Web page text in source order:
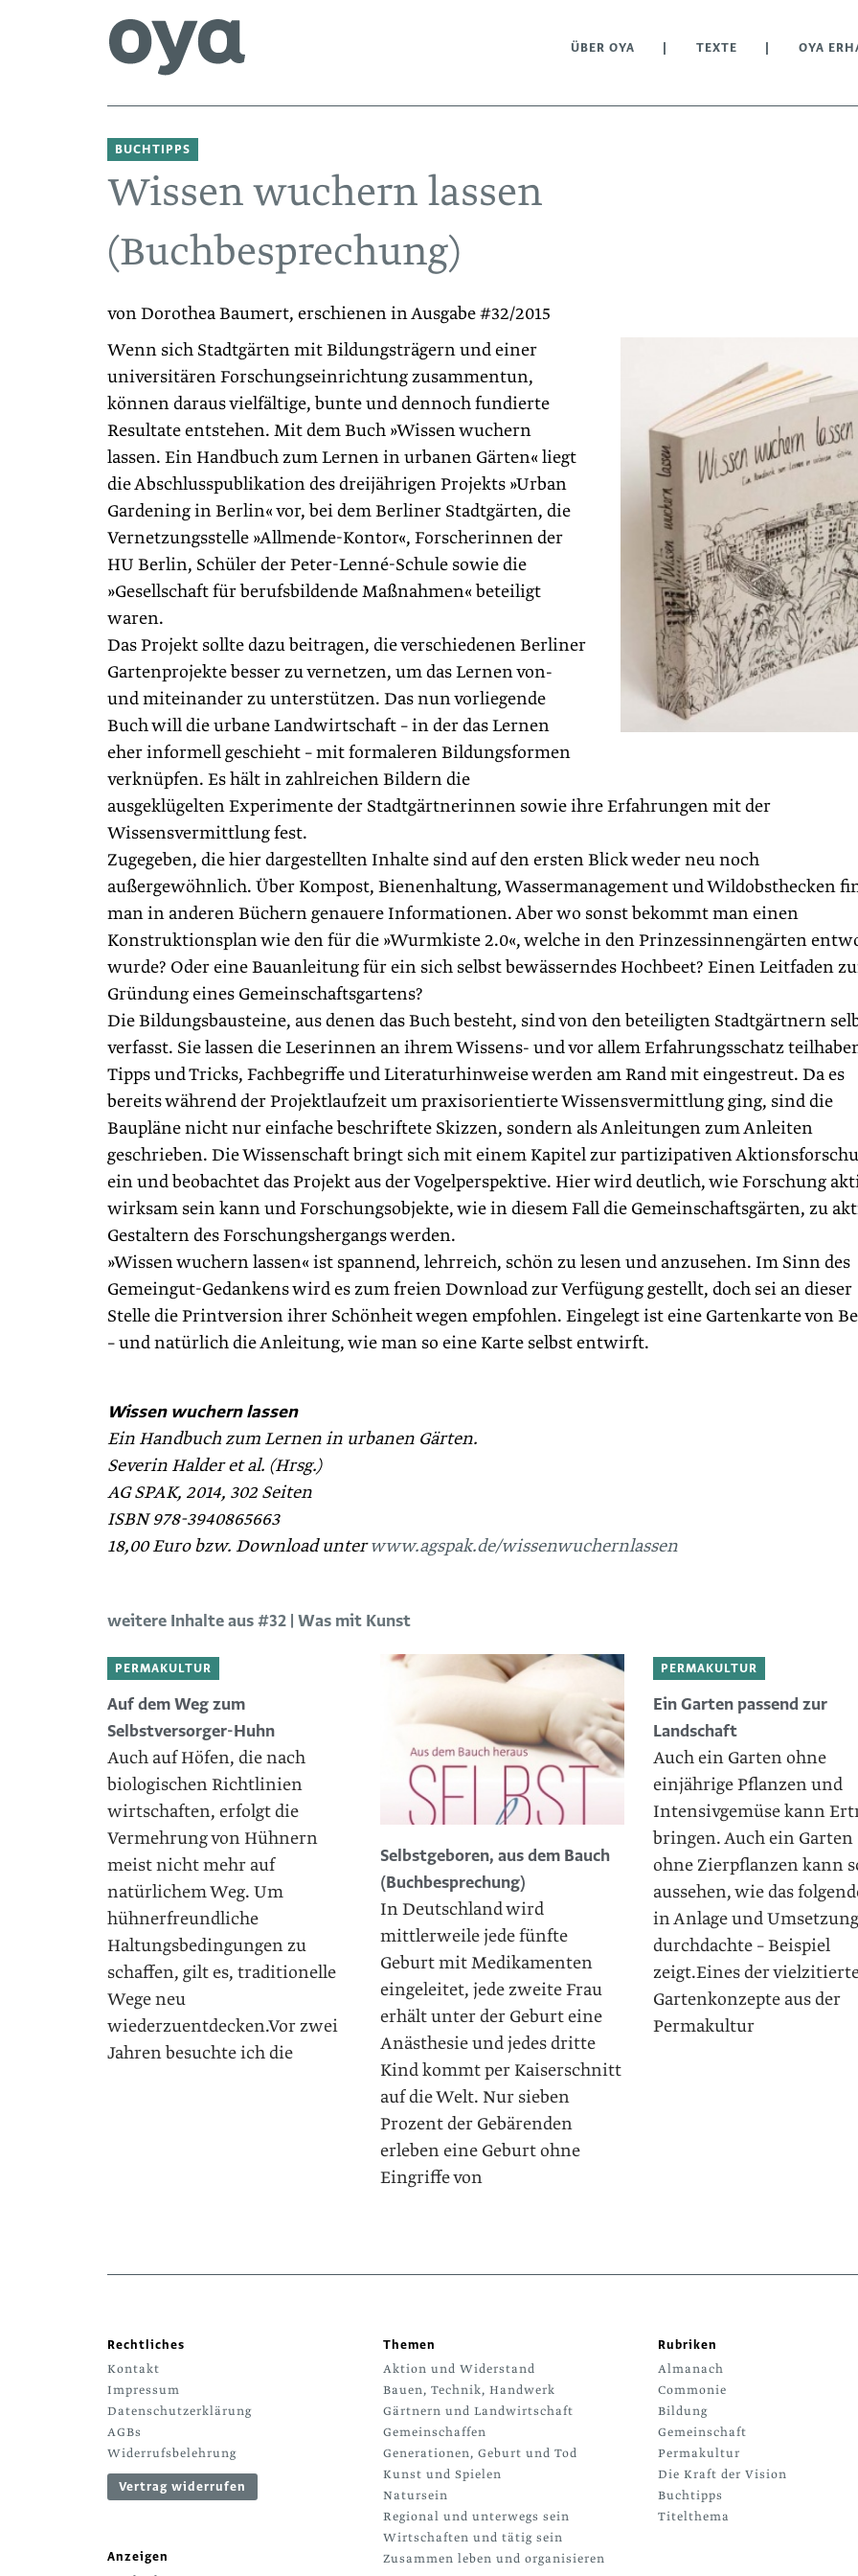
ÜBER OYA TEXTE OYA
BUCHTIPPS
Wissen wuchern lassen
(Buchbesprechung)
von Dorothea Baumert, erschienen in Ausgabe #32/2015
Wenn sich Stadtgärten mit Bildungsträgern und einer
universitären Forschungseinrichtung zusammentun,
können daraus vielfältige, bunte und dennoch fundierte
Resultate entstehen. Mit dem Buch »Wissen wuchern
lassen. Ein Handbuch zum Lernen in urbanen Gärten« liegt
die Abschlusspublikation des dreijährigen Projekts »Urban
Gardening in Berlin« vor, bei dem Berliner Stadtgärten, die
Vernetzungsstelle »Allmende-Kontor«, Forscherinnen der
HU Berlin, Schüler der Peter-Lenné-Schule sowie die
»Gesellschaft für berufsbildende Maßnahmen« beteiligt
waren.
Das Projekt sollte dazu beitragen, die verschiedenen Berliner
Gartenprojekte besser zu vernetzen, um das Lernen von-
und miteinander zu unterstützen. Das nun vorliegende
Buch will die urbane Landwirtschaft – in der das Lernen
eher informell geschieht – mit formaleren Bildungsformen
verknüpfen. Es hält in zahlreichen Bildern die
ausgeklügelten Experimente der Stadtgärtnerinnen sowie ihre Erfahrungen mit der
Wissensvermittlung fest.
Zugegeben, die hier dargestellten Inhalte sind auf den ersten Blick weder neu noch
außergewöhnlich. Über Kompost, Bienenhaltung, Wassermanagement und Wildobsthecken
man in anderen Büchern genauere Informationen. Aber wo sonst bekommt man einen
Konstruktionsplan wie den für die »Wurmkiste 2.0«, welche in den Prinzessinnengärten
wurde? Oder eine Bauanleitung für ein sich selbst bewässerndes Hochbeet? Einen Leitfaden
Gründung eines Gemeinschaftsgartens?
Die Bildungsbausteine, aus denen das Buch besteht, sind von den beteiligten Stadtgärtnern
verfasst. Sie lassen die Leserinnen an ihrem Wissens- und vor allem Erfahrungsschatz
Tipps und Tricks, Fachbegriffe und Literaturhinweise werden am Rand mit eingestreut. Da es
bereits während der Projektlaufzeit um praxisorientierte Wissensvermittlung ging, sind die
Baupläne nicht nur einfache beschriftete Skizzen, sondern als Anleitungen zum Anleiten
geschrieben. Die Wissenschaft bringt sich mit einem Kapitel zur partizipativen
ein und beobachtet das Projekt aus der Vogelperspektive. Hier wird deutlich, wie Forschung
wirksam sein kann und Forschungsobjekte, wie in diesem Fall die Gemeinschaftsgärten, zu
Gestaltern des Forschungshergangs werden.
»Wissen wuchern lassen« ist spannend, lehrreich, schön zu lesen und anzusehen. Im Sinn des
Gemeingut-Gedankens wird es zum freien Download zur Verfügung gestellt, doch sei an dieser
Stelle die Printversion ihrer Schönheit wegen empfohlen. Eingelegt ist eine Gartenkarte von
– und natürlich die Anleitung, wie man so eine Karte selbst entwirft.
Wissen wuchern lassen
Ein Handbuch zum Lernen in urbanen Gärten.
Severin Halder et al. (Hrsg.)
AG SPAK, 2014, 302 Seiten
ISBN 978-3940865663
18,00 Euro bzw. Download unterwww.agspak.de/wissenwuchernlassen
weitere Inhalte aus #32 | Was mit Kunst
PERMAKULTUR
Auf dem Weg zum
Selbstversorger-Huhn
Auch auf Höfen, die nach
biologischen Richtlinien
wirtschaften, ­erfolgt die
Vermehrung von Hühnern
meist nicht mehr auf
natürlichem Weg. Um
hühnerfreundliche
Haltungsbedingungen zu
schaffen, gilt es, traditionelle
Wege neu
wiederzuentdecken.Vor zwei
Jahren besuchte ich die
Selbstgeboren, aus dem Bauch
(Buchbesprechung)
In Deutschland wird
mittlerweile jede fünfte
Geburt mit Medikamenten
eingeleitet, jede zweite Frau
erhält unter der Geburt eine
Anästhesie und jedes dritte
Kind kommt per Kaiserschnitt
auf die Welt. Nur sieben
Prozent der Gebärenden
erleben eine Geburt ohne
Eingriffe von
PERMAKULTUR
Ein Garten passend zur
Landschaft
Auch ein Garten ohne
einjährige Pflanzen und
Intensivgemüse kann
bringen. Auch ein Garten
ohne Zierpflanzen kann
aussehen, wie das
in Anlage und
durchdachte – Beispiel
zeigt.Eines der
Gartenkonzepte aus der
Permakultur
Rechtliches
Kontakt
Impressum
Datenschutzerklärung
AGBs
Widerrufsbelehrung
Vertrag widerrufen
Anzeigen
Themen
Aktion und Widerstand
Bauen, Technik, Handwerk
Gärtnern und Landwirtschaft
Gemeinschaffen
Generationen, Geburt und Tod
Kunst und Spielen
Natursein
Regional und unterwegs sein
Wirtschaften und tätig sein
Zusammen leben und organisieren
Rubriken
Almanach
Commonie
Bildung
Gemeinschaft
Permakultur
Die Kraft der Vision
Buchtipps
Titelthema